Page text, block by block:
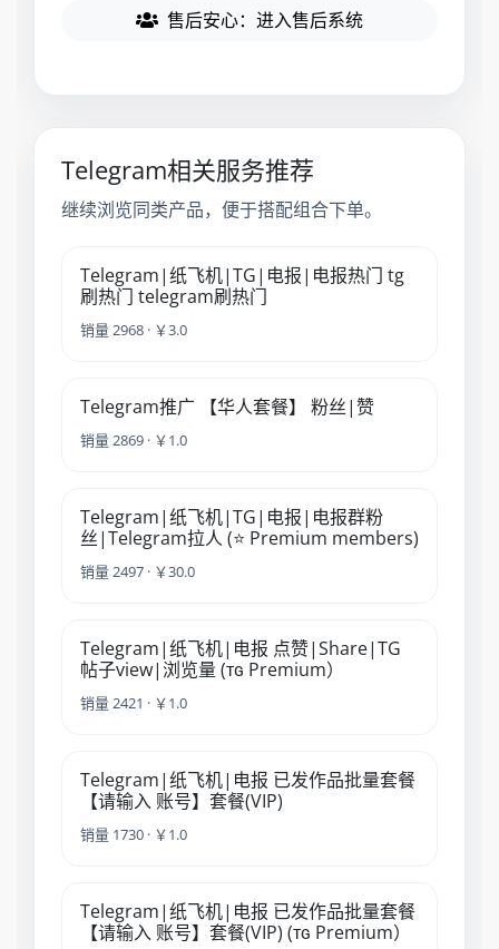
售后安心：进入售后系统
Telegram相关服务推荐
继续浏览同类产品，便于搭配组合下单。
Telegram|纸飞机|TG|电报|电报热门 tg
刷热门 telegram刷热门
销量 2968 · ￥3.0
Telegram推广 【华人套餐】 粉丝|赞
销量 2869 · ￥1.0
Telegram|纸飞机|TG|电报|电报群粉
丝|Telegram拉人 (⭐ Premium members)
销量 2497 · ￥30.0
Telegram|纸飞机|电报 点赞|Share|TG
帖子view|浏览量 (ᴛɢ Premium）
销量 2421 · ￥1.0
Telegram|纸飞机|电报 已发作品批量套餐
【请输入 账号】套餐(VIP)
销量 1730 · ￥1.0
Telegram|纸飞机|电报 已发作品批量套餐
【请输入 账号】套餐(VIP) (ᴛɢ Premium）